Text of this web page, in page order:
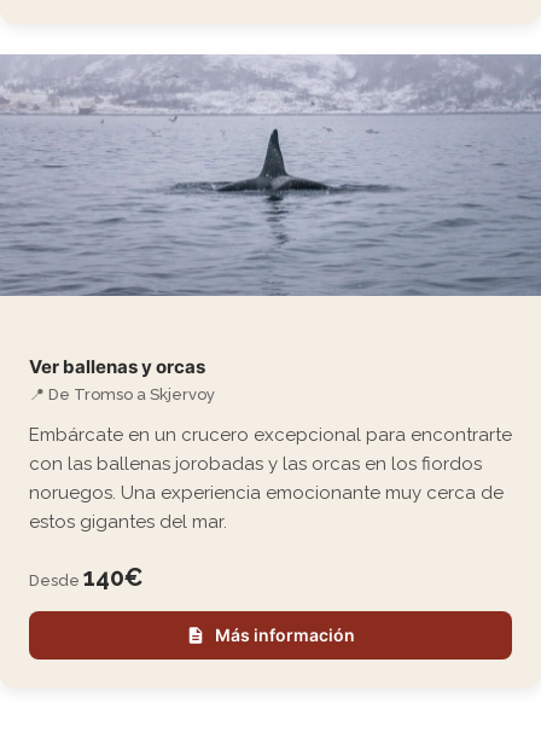
Ver ballenas y orcas
📍 De Tromso a Skjervoy
Embárcate en un crucero excepcional para encontrarte
con las ballenas jorobadas y las orcas en los fiordos
noruegos. Una experiencia emocionante muy cerca de
estos gigantes del mar.
Desde 140€
Más información